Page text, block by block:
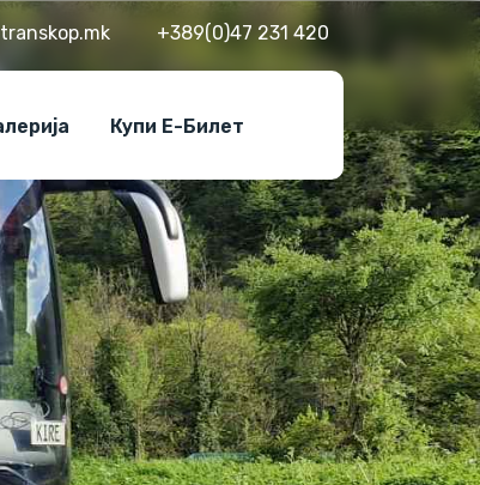
+389(0)47 231 420
Купи Е-Билет